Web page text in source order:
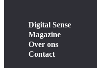
Digital Sense
Magazine
Over ons
Contact